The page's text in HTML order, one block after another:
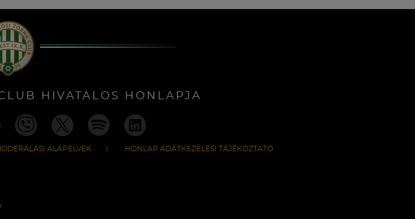
HIVATALOS HONLAPJA
ALAPELVEK HONLAP ADATKEZELÉSI TÁJÉKOZTATÓ